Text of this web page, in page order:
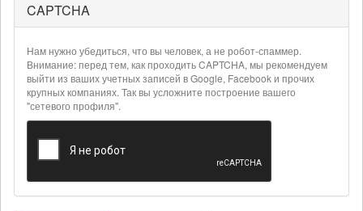
Более
подробная
информация
текстовых
форматах
CAPTCHA
Нам нужно убедиться, что вы человек, а не робот-спаммер.
Внимание: перед тем, как проходить CAPTCHA, мы рекомендуем
выйти из ваших учетных записей в Google, Facebook и прочих
крупных компаниях. Так вы усложните построение вашего
"сетевого профиля".